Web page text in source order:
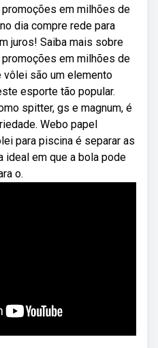
em milhões de
dia compre rede para
juros! Saiba mais sobre
em milhões de
são um elemento
esporte tão popular.
spitter, gs e magnum, é
Webo papel
para piscina é separar as
ideal em que a bola pode
o.